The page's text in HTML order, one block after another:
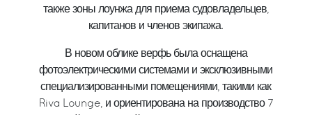
также зоны лоунжа для приема судовладельцев,
капитанов и членов экипажа.
В новом облике верфь была оснащена
фотоэлектрическими системами и эксклюзивными
специализированными помещениями, такими как
Riva Lounge, и ориентирована на производство 7